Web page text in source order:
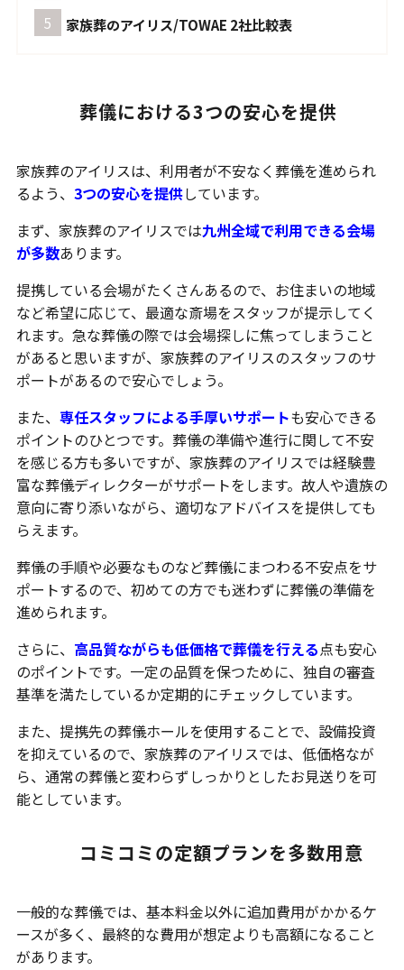
家族葬のアイリス/TOWAE 2社比較表
葬儀における3つの安心を提供
家族葬のアイリスは、利用者が不安なく葬儀を進められ
るよう、 3つの安心を提供しています。
まず、家族葬のアイリスでは九州全域で利用できる会場
が多数あります。
提携している会場がたくさんあるので、お住まいの地域
など希望に応じて、最適な斎場をスタッフが提示してく
れます。急な葬儀の際では会場探しに焦ってしまうこと
があると思いますが、家族葬のアイリスのスタッフのサ
ポートがあるので安心でしょう。
また、 専任スタッフによる手厚いサポートも安心できる
ポイントのひとつです。葬儀の準備や進行に関して不安
を感じる方も多いですが、家族葬のアイリスでは経験豊
富な葬儀ディレクターがサポートをします。故人や遺族の
意向に寄り添いながら、適切なアドバイスを提供しても
らえます。
葬儀の手順や必要なものなど葬儀にまつわる不安点をサ
ポートするので、初めての方でも迷わずに葬儀の準備を
進められます。
さらに、 高品質ながらも低価格で葬儀を行える点も安心
のポイントです。一定の品質を保つために、独自の審査
基準を満たしているか定期的にチェックしています。
また、提携先の葬儀ホールを使用することで、設備投資
を抑えているので、家族葬のアイリスでは、低価格なが
ら、通常の葬儀と変わらずしっかりとしたお見送りを可
能としています。
コミコミの定額プランを多数用意
一般的な葬儀では、基本料金以外に追加費用がかかるケ
ースが多く、最終的な費用が想定よりも高額になること
があります。